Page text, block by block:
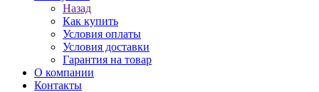
Назад
Как купить
Условия оплаты
Условия доставки
Гарантия на товар
О компании
Контакты